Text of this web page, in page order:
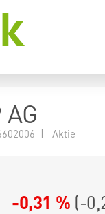
| Aktie
-0,31 % (-